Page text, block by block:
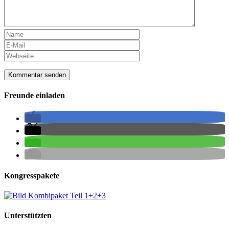
Freunde einladen
Kongresspakete
Unterstützten